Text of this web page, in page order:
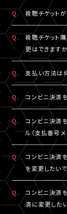
承のうえ、事
※テレビでの
一切の責任を
※テレビ等で
でサンプル動
うえ、ご自身
Q. 視聴チケット
原則、視聴チ
よっては枚数
詳細はチケッ
Q.
視聴チケット
更はできますか
A.
一度決済を完
お受けできませ
※クレジットカ
※コンビニ決済
変更・キャンセ
Q. 支払い方法は
クレジットカ
決済の明細に
Q. コンビニ決済
A. コンビニ決済の
■コンビニ決済
□ローソン・ミ
https://
□ファミリーマ
https://
□セイコーマ
https://
Q.
コンビニ決済
ル（支払番号メ
A.
コンビニ決済
ル（支払番号
いたA!-ID（メ
配信しておりま
“迷惑メール”
認ください。
Q.
コンビニ決済
を変更したいで
コンビニ決済
「マイページ」
ットを選択。
Q.
コンビニ決済
済に変更したい